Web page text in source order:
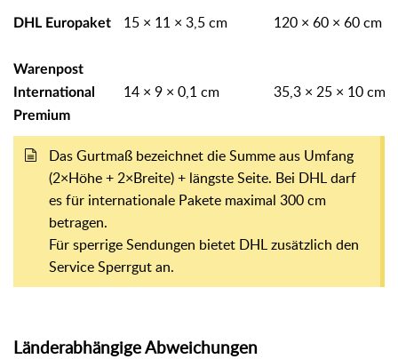
DHL Europaket 15 × 11 × 3,5 cm 120 × 60 × 60 cm
Warenpost
International
Premium
14 × 9 × 0,1 cm 35,3 × 25 × 10 cm
Das Gurtmaß bezeichnet die Summe aus Umfang
(2×Höhe + 2×Breite) + längste Seite. Bei DHL darf
es für internationale Pakete maximal 300 cm
betragen.
Für sperrige Sendungen bietet DHL zusätzlich den
Service Sperrgut an.
Länderabhängige Abweichungen